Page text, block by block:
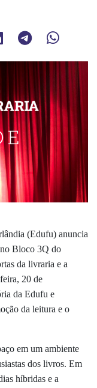
(Edufu) anuncia
Bloco 3Q do
da livraria e a
20 de
da Edufu e
da leitura e o
em um ambiente
dos livros. Em
híbridas e a